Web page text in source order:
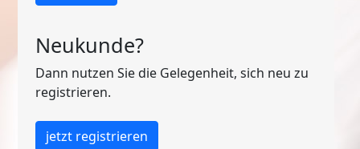
Neukunde?
Dann nutzen Sie die Gelegenheit, sich neu zu
registrieren.
jetzt registrieren